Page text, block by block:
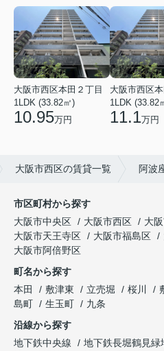
大阪市西区本田２丁目
1LDK (33.82㎡)
10.95万円
大阪市西区
1LDK (33.82
11.1万円
大阪市西区の賃貸一覧 阿波
市区町村から探す
大阪市中央区
大阪市西区 大
大阪市天王寺区
大阪市福島区
大阪市阿倍野区
町名から探す
本田
敷津東 立売堀 桜川
島町
生玉町
九条
沿線から探す
地下鉄中央線
地下鉄長堀鶴見緑